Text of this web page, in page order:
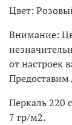
Цвет:
Внимание:
от настроек
Перкаль 220
7 гр/м2.